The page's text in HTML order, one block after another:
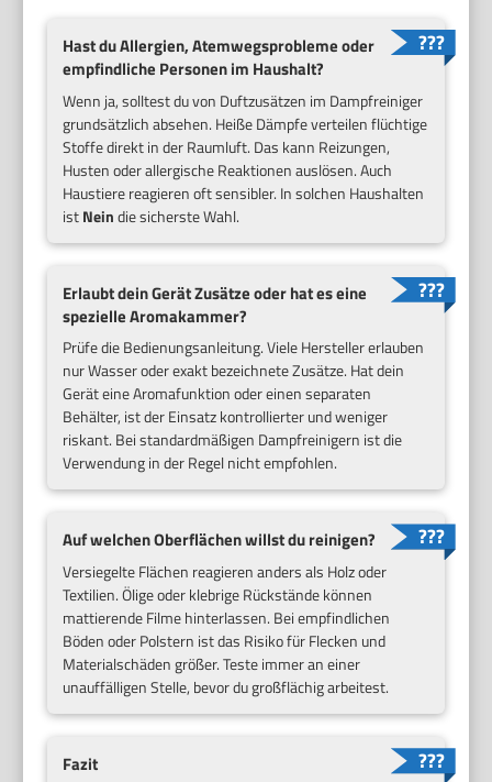
Hast du Allergien, Atemwegsprobleme oder
empfindliche Personen im Haushalt?
Wenn ja, solltest du von Duftzusätzen im Dampfreiniger
grundsätzlich absehen. Heiße Dämpfe verteilen flüchtige
Stoffe direkt in der Raumluft. Das kann Reizungen,
Husten oder allergische Reaktionen auslösen. Auch
Haustiere reagieren oft sensibler. In solchen Haushalten
istNeindie sicherste Wahl.
Erlaubt dein Gerät Zusätze oder hat es eine
spezielle Aromakammer?
Prüfe die Bedienungsanleitung. Viele Hersteller erlauben
nur Wasser oder exakt bezeichnete Zusätze. Hat dein
Gerät eine Aromafunktion oder einen separaten
Behälter, ist der Einsatz kontrollierter und weniger
riskant. Bei standardmäßigen Dampfreinigern ist die
Verwendung in der Regel nicht empfohlen.
Auf welchen Oberflächen willst du reinigen?
Versiegelte Flächen reagieren anders als Holz oder
Textilien. Ölige oder klebrige Rückstände können
mattierende Filme hinterlassen. Bei empfindlichen
Böden oder Polstern ist das Risiko für Flecken und
Materialschäden größer. Teste immer an einer
unauffälligen Stelle, bevor du großflächig arbeitest.
Fazit